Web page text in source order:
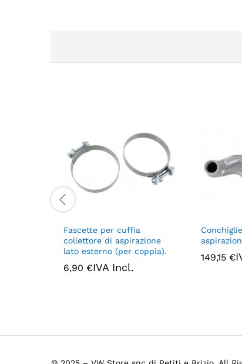
Fascette per cuffia
collettore di aspirazione
lato esterno (per coppia).
6,90 €IVA Incl.
149,15 €